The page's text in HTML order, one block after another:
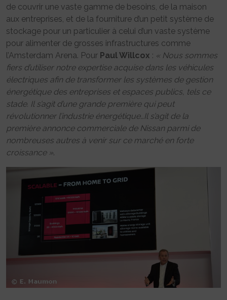
de couvrir une vaste gamme de besoins, de la maison
aux entreprises, et de la fourniture d’un petit système de
stockage pour un particulier à celui d’un vaste système
pour alimenter de grosses infrastructures comme
l’Amsterdam Arena. Pour Paul Willcox : « Nous sommes
fiers d’utiliser notre expertise acquise dans les véhicules
électriques afin de transformer les systèmes de gestion
énergétique des entreprises et espaces publics, tels ce
stade. Il s’agit d’une grande première qui peut
révolutionner l’industrie énergétique…Il s’agit de la
première annonce commerciale de Nissan parmi de
nombreuses autres à venir sur ce marché en forte
croissance ».